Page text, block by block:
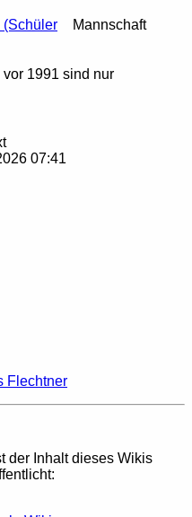
(Schüler
Mannschaft
1991 sind nur
07:41
Flechtner
der Inhalt dieses Wikis